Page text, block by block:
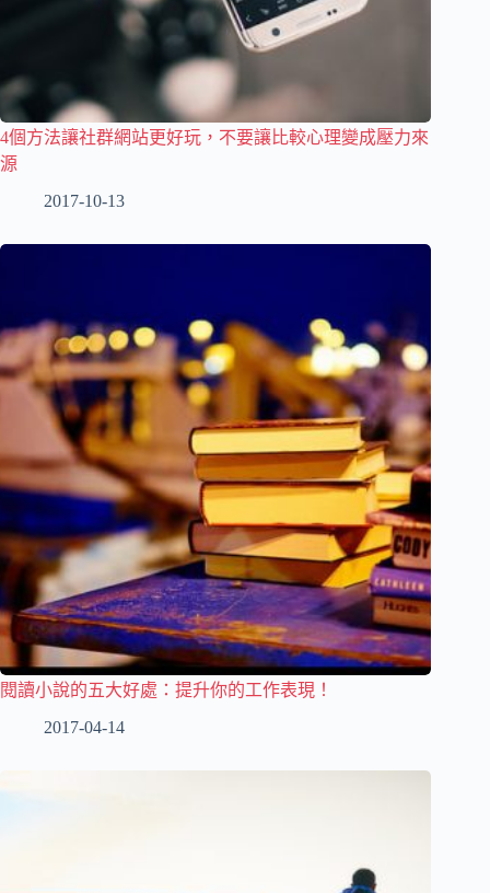
4個方法讓社群網站更好玩，不要讓比較心理變成壓力來
源
2017-10-13
閱讀小說的五大好處：提升你的工作表現！
2017-04-14